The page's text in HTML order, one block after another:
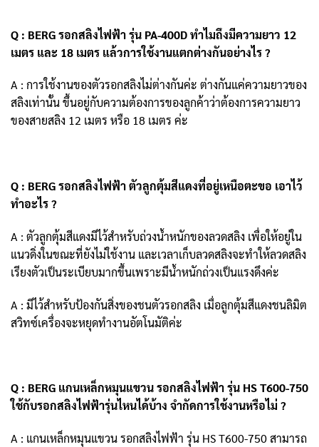
Q : BERG รอกสลิงไฟฟ้า รุ่น PA-400D ทำไมถึงมีความยาว 12
เมตร และ 18 เมตร แล้วการใช้งานแตกต่างกันอย่างไร ?
A : การใช้งานของตัวรอกสลิงไม่ต่างกันค่ะ ต่างกันแค่ความยาวของ
สลิงเท่านั้น ขึ้นอยู่กับความต้องการของลูกค้าว่าต้องการความยาว
ของสายสลิง 12 เมตร หรือ 18 เมตร ค่ะ
Q : BERG รอกสลิงไฟฟ้า ตัวลูกตุ้มสีแดงที่อยู่เหนือตะขอ เอาไว้
ทำอะไร ?
A : ตัวลูกตุ้มสีแดงมีไว้สำหรับถ่วงน้ำหนักของลวดสลิง เพื่อให้อยู่ใน
แนวดิ่งในขณะที่ยังไม่ใช้งาน และเวลาเก็บลวดสลิงจะทำให้ลวดสลิง
เรียงตัวเป็นระเบียบมากขึ้นเพราะมีน้ำหนักถ่วงเป็นแรงดึงค่ะ
A : มีไว้สำหรับป้องกันสิ่งของชนตัวรอกสลิง เมื่อลูกตุ้มสีแดงชนลิมิต
สวิทซ์เครื่องจะหยุดทำงานอัตโนมัติค่ะ
Q : BERG แกนเหล็กหมุนแขวน รอกสลิงไฟฟ้า รุ่น HS T600-750
ใช้กับรอกสลิงไฟฟ้ารุ่นไหนได้บ้าง จำกัดการใช้งานหรือไม่ ?
A : แกนเหล็กหมุนแขวน รอกสลิงไฟฟ้า รุ่น HS T600-750 สามารถ